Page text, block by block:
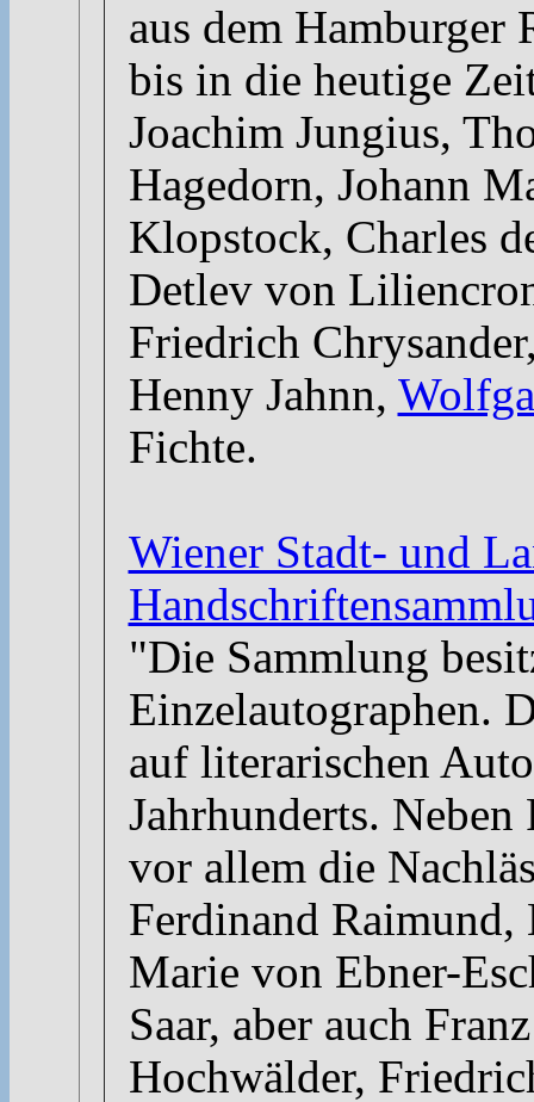
aus dem Hamburger
bis in die heutige
Joachim Jungius,
Hagedorn, Johann
Klopstock, Charles
Detlev von
Friedrich
Henny Jahnn,
Fichte.
Wiener Stadt- und
"Die Sammlung
Einzelautographen.
auf literarischen
Jahrhunderts.
vor allem die
Ferdinand
Marie von Ebner-
Saar, aber auch
Hochwälder,